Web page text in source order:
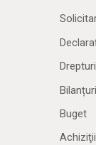
Buget